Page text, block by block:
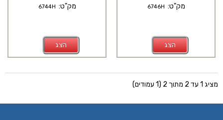
מק"ט: 6744H
הצג
מק"ט: 6746H
הצג
מציג 1 עד 2 מתוך 2 (1 עמודים)